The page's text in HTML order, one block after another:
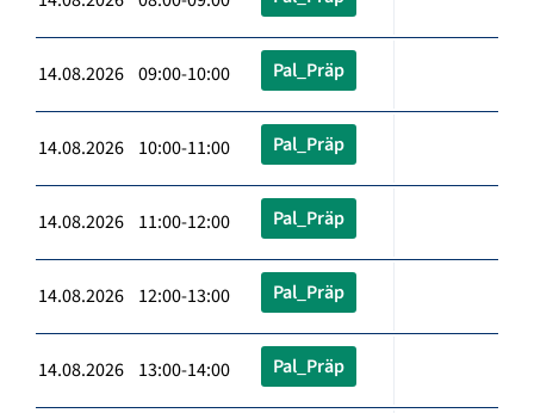
14.08.2026 09:00-10:00 Pal_Präp
14.08.2026 10:00-11:00 Pal_Präp
14.08.2026 11:00-12:00 Pal_Präp
14.08.2026 12:00-13:00 Pal_Präp
14.08.2026 13:00-14:00 Pal_Präp